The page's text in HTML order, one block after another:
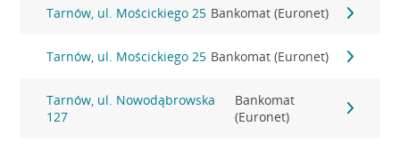
Tarnów, ul. Mościckiego 25 Bankomat (Euronet)
Tarnów, ul. Mościckiego 25 Bankomat (Euronet)
Tarnów, ul. Nowodąbrowska
127
Bankomat
(Euronet)